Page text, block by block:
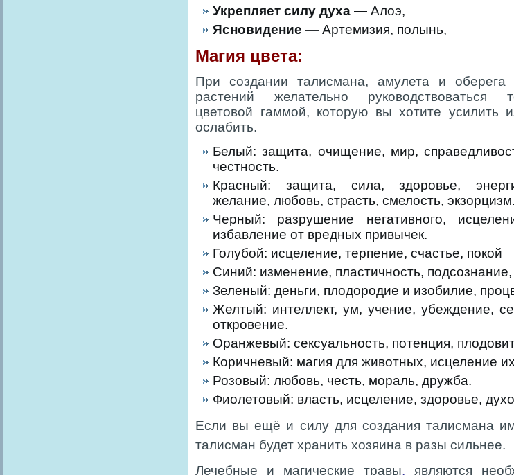
Укрепляет силу духа — Алоэ,
Ясновидение — Артемизия, полынь,
Магия цвета:
При создании талисмана, амулета и оберега
растений желательно руководствоваться
цветовой гаммой, которую вы хотите усилить
ослабить.
Белый: защита, очищение, мир,
честность.
Красный: защита, сила, здоровье,
желание, любовь, страсть, смелость, экзорцизм.
Черный: разрушение негативного,
избавление от вредных привычек.
Голубой: исцеление, терпение, счастье, покой
Синий: изменение, пластичность,
Зеленый: деньги, плодородие и изобилие,
Желтый: интеллект, ум, учение, убеждение,
откровение.
Оранжевый: сексуальность, потенция,
Коричневый: магия для животных, исцеление
Розовый: любовь, честь, мораль, дружба.
Фиолетовый: власть, исцеление, здоровье,
Если вы ещё и силу для создания талисмана
талисман будет хранить хозяина в разы сильнее.
Лечебные и магические травы, являются